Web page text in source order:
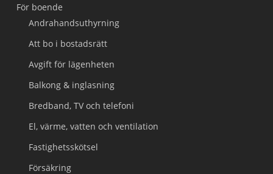
För boende
Andrahandsuthyrning
Att bo i bostadsrätt
Avgift för lägenheten
Balkong & inglasning
Bredband, TV och telefoni
El, värme, vatten och ventilation
Fastighetsskötsel
Försäkring